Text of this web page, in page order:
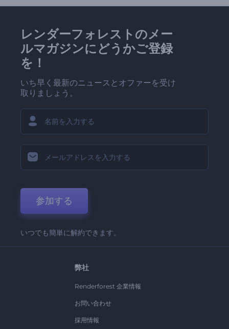
レンダーフォレストのメー
ルマガジンにどうかご登録
を！
いち早く最新のニュースとオファーを受け
取りましょう。
参加する
いつでも簡単に解約できます。
弊社
Renderforest 企業情報
お問い合わせ
採用情報